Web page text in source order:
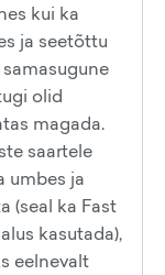
kui ka
ja seetõttu
olid
magada.
saartele
umbes ja
(seal ka Fast
kasutada),
eelnevalt